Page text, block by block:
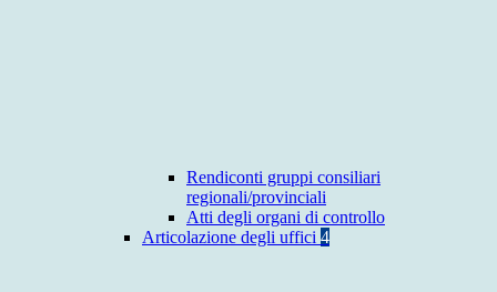
Rendiconti gruppi consiliari
regionali/provinciali
Atti degli organi di controllo
Articolazione degli uffici 4